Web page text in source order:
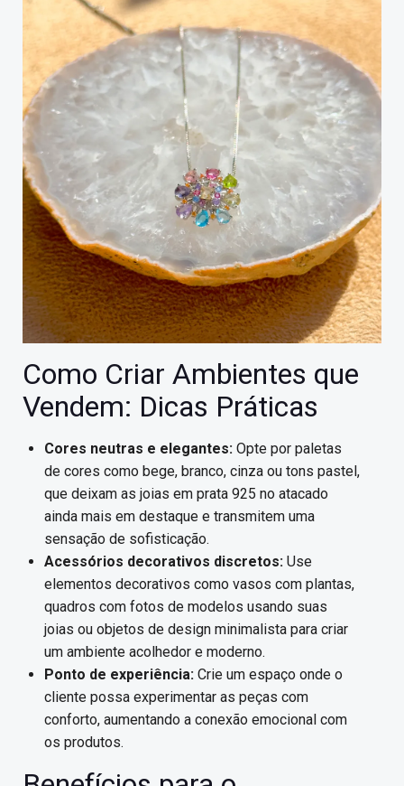
Como Criar Ambientes que
Vendem: Dicas Práticas
Cores neutras e elegantes: Opte por paletas
de cores como bege, branco, cinza ou tons pastel,
que deixam as joias em prata 925 no atacado
ainda mais em destaque e transmitem uma
sensação de sofisticação.
Acessórios decorativos discretos: Use
elementos decorativos como vasos com plantas,
quadros com fotos de modelos usando suas
joias ou objetos de design minimalista para criar
um ambiente acolhedor e moderno.
Ponto de experiência: Crie um espaço onde o
cliente possa experimentar as peças com
conforto, aumentando a conexão emocional com
os produtos.